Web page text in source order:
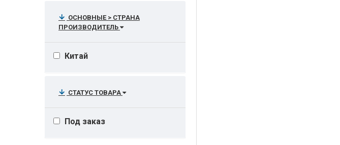
ОСНОВНЫЕ > СТРАНА
ПРОИЗВОДИТЕЛЬ
Китай
СТАТУС ТОВАРА
Под заказ